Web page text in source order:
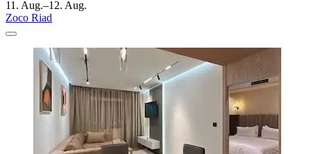
11. Aug.–12. Aug.
Zoco Riad